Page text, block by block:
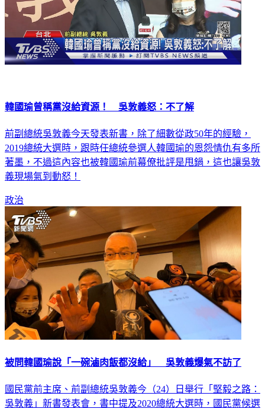
韓國瑜曾稱黨沒給資源！ 吳敦義怒：不了解
前副總統吳敦義今天發表新書，除了細數從政50年的經驗，
2019總統大選時，跟時任總統參選人韓國瑜的恩怨情仇有多所
著墨，不過這內容也被韓國瑜前幕僚批評是甩鍋，這也讓吳敦
義現場氣到動怒！
政治
被問韓國瑜說「一碗滷肉飯都沒給」 吳敦義爆氣不訪了
國民黨前主席、前副總統吳敦義今（24）日舉行「堅毅之路：
吳敦義」新書發表會，書中提及2020總統大選時，國民黨候選